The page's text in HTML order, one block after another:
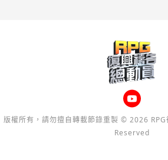
版權所有，請勿擅自轉載節錄重製 © 2026
Reserved